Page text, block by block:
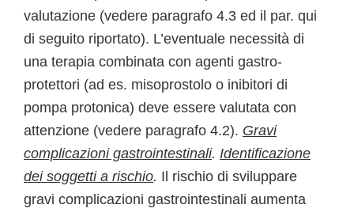
valutazione (vedere paragrafo 4.3 ed il par. qui
di seguito riportato). L’eventuale necessità di
una terapia combinata con agenti gastro-
protettori (ad es. misoprostolo o inibitori di
pompa protonica) deve essere valutata con
attenzione (vedere paragrafo 4.2). Gravi
complicazioni gastrointestinali. Identificazione
dei soggetti a rischio. Il rischio di sviluppare
gravi complicazioni gastrointestinali aumenta